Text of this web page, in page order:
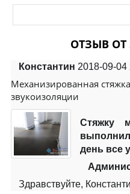
ОТЗЫВ ОТ
Константин 2018-09-04
Механизированная
звукоизоляции
Стяжку
день все
Здравствуйте,